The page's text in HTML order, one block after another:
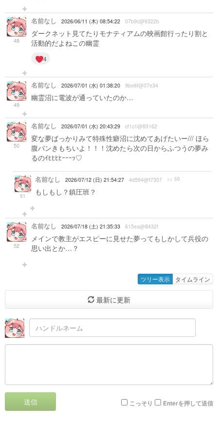
48
名前なし 2026/06/11 (木) 08:54:22 07b9c@9322b
ダークネット見てたりモナティアムの映画館行ったり割と
活動的だよねこの幽霊
4
49
名前なし 2026/07/01 (水) 01:38:20 9be6f@07e34
幽霊沼に電波が通っていたのか…
50
名前なし 2026/07/01 (水) 20:43:29 cf1c1@83162
変な夢ばっかりみて特殊性癖沼に沈めてあげたいー/// ほら
腹パンきもちいよ！！！沈めたら次の日からふつうの夢み
るのｲﾋﾋﾋﾋｰｰｰｯ♡
51
名前なし 2026/07/12 (日) 21:54:27 4d594@f7357 >> 50
もしもし？鎮圧班？
52
名前なし 2026/07/18 (土) 21:35:33 615ea@8432f
メインで教主がエスピーに見せた夢ってもしかして兵役の
思い出とか…？
ツリー表示 タイムライン
最新に更新
送信 こっそり Enterを押して送信